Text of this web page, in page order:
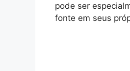
pode ser
fonte em seus